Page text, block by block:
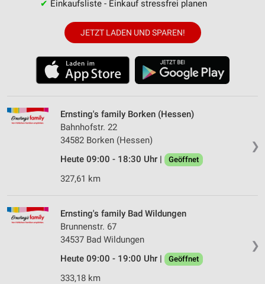
✔ Einkaufsliste - Einkauf stressfrei planen
JETZT LADEN UND SPAREN!
❯
Ernsting's family Borken (Hessen)
Bahnhofstr. 22
34582 Borken (Hessen)
Heute 09:00 - 18:30 Uhr |
Geöffnet
327,61 km
❯
Ernsting's family Bad Wildungen
Brunnenstr. 67
34537 Bad Wildungen
Heute 09:00 - 19:00 Uhr |
Geöffnet
333,18 km